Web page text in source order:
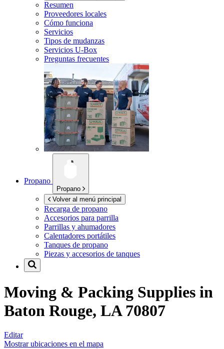
Resumen
Proveedores locales
Cómo funciona
Servicios
Tipos de mudanzas
Servicios U-Box
Preguntas frecuentes
Propano
Propano
Volver al menú principal
Recarga de propano
Accesorios para parrilla
Parrillas y ahumadores
Calentadores portátiles
Tanques de propano
Piezas y accesorios de tanques
Moving & Packing Supplies in
Baton Rouge, LA 70807
Editar
Mostrar ubicaciones en el mapa